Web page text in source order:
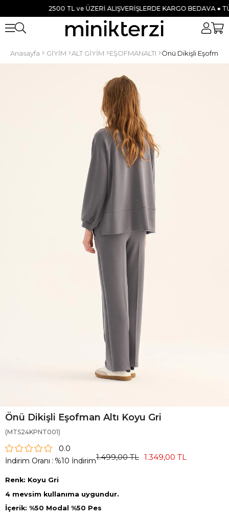
2500 TL ve ÜZERİ ALIŞVERİŞLERDE KARGO BEDAVA ● TÜM
Anasayfa GİYİM ALT GİYİM EŞOFMANALTI Önü Dikişli Eşofman
Önü Dikişli Eşofman Altı Koyu Gri
(MTS24KPNT001)
0.0
İndirim Oranı : %10 İndirim1.499,00 TL 1.349,00 TL
Renk: Koyu Gri
4 mevsim kullanıma uygundur.
İçerik: %50 Modal %50 Pes